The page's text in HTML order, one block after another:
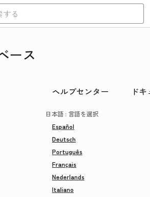
ース
ヘルプセンター ド
日本語 : 言語を選択
Español
Deutsch
Português
Français
Nederlands
Italiano